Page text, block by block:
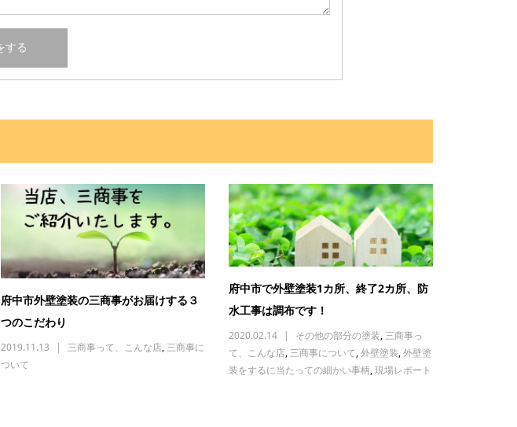
府中市外壁塗装の三商事がお届けする３
つのこだわり
2019.11.13 三商事って、こんな店,三商事に
ついて
府中市で外壁塗装1カ所、終了2カ所、防
水工事は調布です！
2020.02.14 その他の部分の塗装,三商事っ
て、こんな店,三商事について,外壁塗装,外壁塗
装をするに当たっての細かい事柄,現場レポート